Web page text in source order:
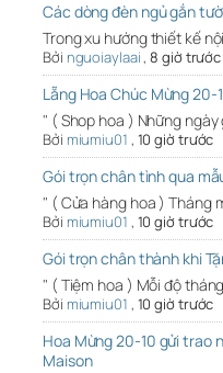
Các dòng đèn ngủ gắn
Trong xu hướng thiết kế
Bởi nguoiaylaai,8 giờ trước
Lẵng Hoa Chúc Mừng
" ( Shop hoa ) Những
Bởi miumiu01 , 10 giờ trước
Gói trọn chân tình qua
" ( Cửa hàng hoa ) Tháng
Bởi miumiu01 , 10 giờ trước
Gói trọn chân thành khi
" ( Tiệm hoa ) Mỗi độ
Bởi miumiu01 , 10 giờ trước
Hoa Mừng 20-10 gửi trao
Maison